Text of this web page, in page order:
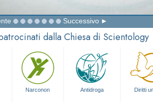
Successivo
dalla Chiesa di Scientology
Narconon Antidroga Diritti